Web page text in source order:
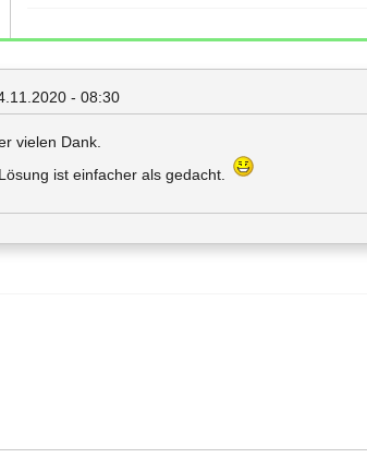
- 08:30
vielen Dank.
ist einfacher als gedacht.